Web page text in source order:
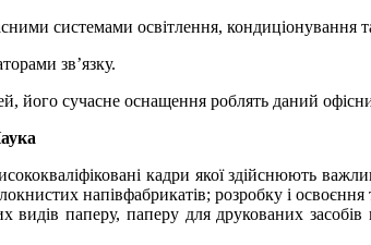
системами освітлення, кондиціонування
зв’язку.
його сучасне оснащення роблять даний
кадри якої здійснюють
напівфабрикатів; розробку і
паперу, паперу для друкованих